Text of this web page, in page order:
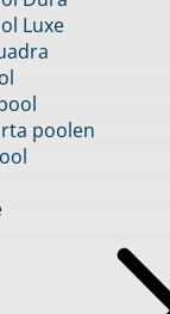
Luxe
poolen